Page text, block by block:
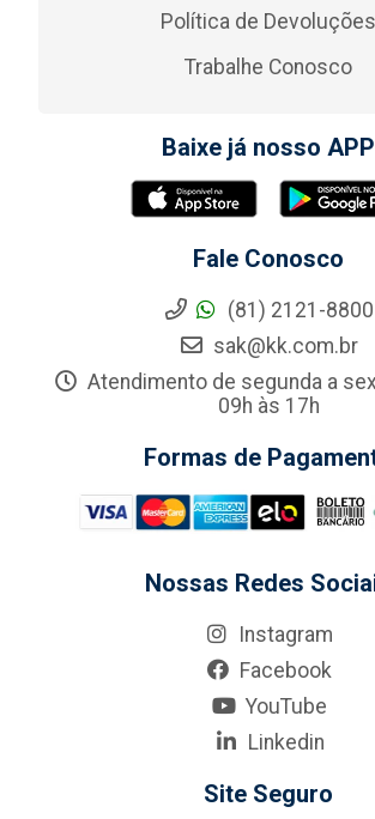
Política de Devoluções
Trabalhe Conosco
Baixe já nosso APP
Fale Conosco
(81) 2121-8800
sak@kk.com.br
Atendimento de segunda a
09h às 17h
Formas de
Nossas Redes
Instagram
Facebook
YouTube
Linkedin
Site Seguro